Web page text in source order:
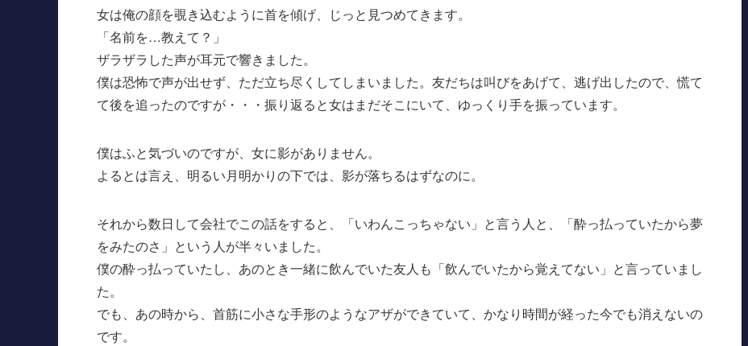
女は俺の顔を覗き込むように首を傾げ、じっと見つめてきます。
「名前を…教えて？」
ザラザラした声が耳元で響きました。
僕は恐怖で声が出せず、ただ立ち尽くしてしまいました。友だちは叫びをあげて、逃げ出したので、慌て
て後を追ったのですが・・・振り返ると女はまだそこにいて、ゆっくり手を振っています。
僕はふと気づいのですが、女に影がありません。
よるとは言え、明るい月明かりの下では、影が落ちるはずなのに。
それから数日して会社でこの話をすると、「いわんこっちゃない」と言う人と、「酔っ払っていたから夢
をみたのさ」という人が半々いました。
僕の酔っ払っていたし、あのとき一緒に飲んでいた友人も「飲んでいたから覚えてない」と言っていまし
た。
でも、あの時から、首筋に小さな手形のようなアザができていて、かなり時間が経った今でも消えないの
です。